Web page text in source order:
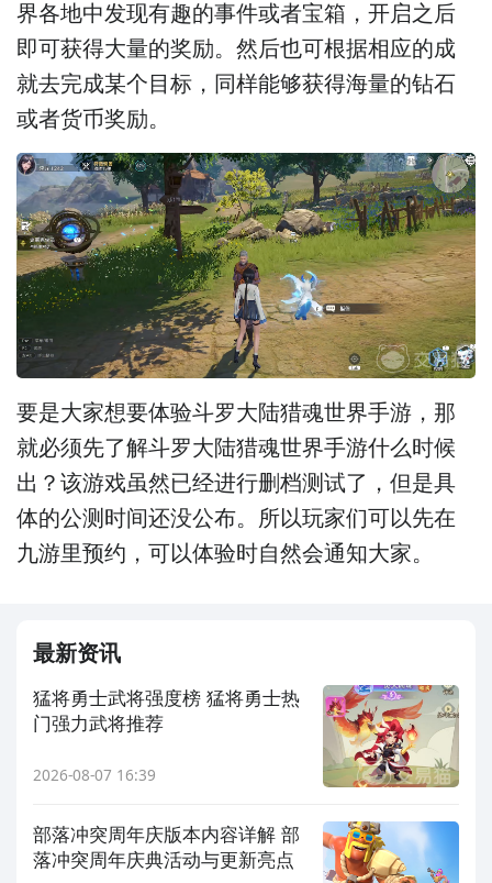
界各地中发现有趣的事件或者宝箱，开启之后
即可获得大量的奖励。然后也可根据相应的成
就去完成某个目标，同样能够获得海量的钻石
或者货币奖励。
要是大家想要体验斗罗大陆猎魂世界手游，那
就必须先了解斗罗大陆猎魂世界手游什么时候
出？该游戏虽然已经进行删档测试了，但是具
体的公测时间还没公布。所以玩家们可以先在
九游里预约，可以体验时自然会通知大家。
最新资讯
猛将勇士武将强度榜 猛将勇士热
门强力武将推荐
2026-08-07 16:39
部落冲突周年庆版本内容详解 部
落冲突周年庆典活动与更新亮点